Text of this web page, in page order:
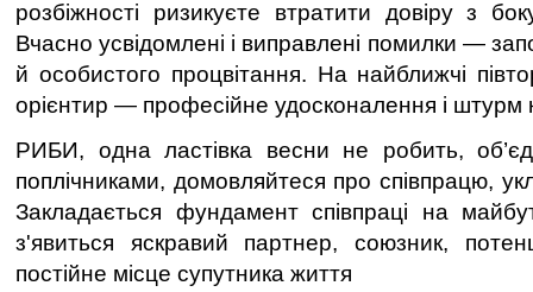
розбіжності ризикуєте втратити довіру з
Вчасно усвідомлені і виправлені помилки —
й особистого процвітання. На найближчі
орієнтир — професійне удосконалення і штурм
РИБИ, одна ластівка весни не робить,
поплічниками, домовляйтеся про співпрацю,
Закладається фундамент співпраці на
з'явиться яскравий партнер, союзник,
постійне місце супутника життя